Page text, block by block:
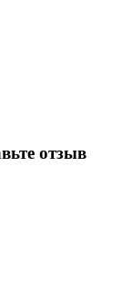
отзыв